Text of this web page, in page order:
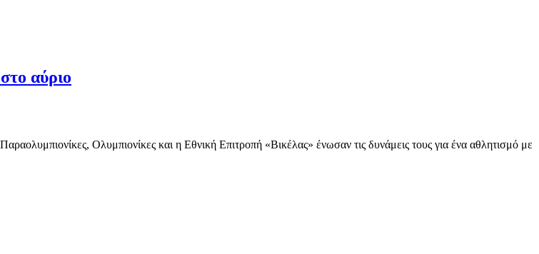
αύριο
Ολυμπιονίκες και η Εθνική Επιτροπή «Βικέλας» ένωσαν τις δυνάμεις τους για ένα αθλητισμό με